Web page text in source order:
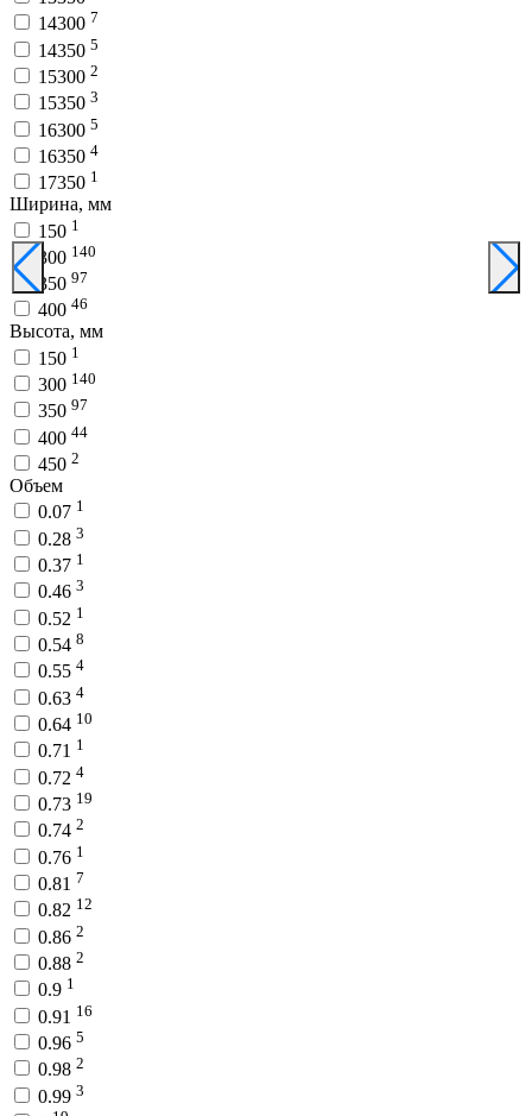
14300 7
14350 5
15300 2
15350 3
16300 5
16350 4
17350 1
Ширина, мм
150 1
300 140
350 97
400 46
Высота, мм
150 1
300 140
350 97
400 44
450 2
Объем
0.07 1
0.28 3
0.37 1
0.46 3
0.52 1
0.54 8
0.55 4
0.63 4
0.64 10
0.71 1
0.72 4
0.73 19
0.74 2
0.76 1
0.81 7
0.82 12
0.86 2
0.88 2
0.9 1
0.91 16
0.96 5
0.98 2
0.99 3